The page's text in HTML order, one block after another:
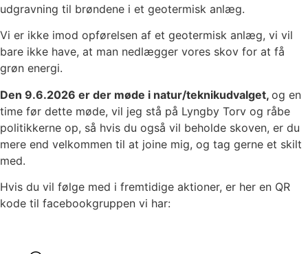
udgravning til brøndene i et geotermisk anlæg.
Vi er ikke imod opførelsen af et geotermisk anlæg, vi vil
bare ikke have, at man nedlægger vores skov for at få
grøn energi.
Den 9.6.2026 er der møde i natur/teknikudvalget, og en
time før dette møde, vil jeg stå på Lyngby Torv og råbe
politikkerne op, så hvis du også vil beholde skoven, er du
mere end velkommen til at joine mig, og tag gerne et skilt
med.
Hvis du vil følge med i fremtidige aktioner, er her en QR
kode til facebookgruppen vi har: